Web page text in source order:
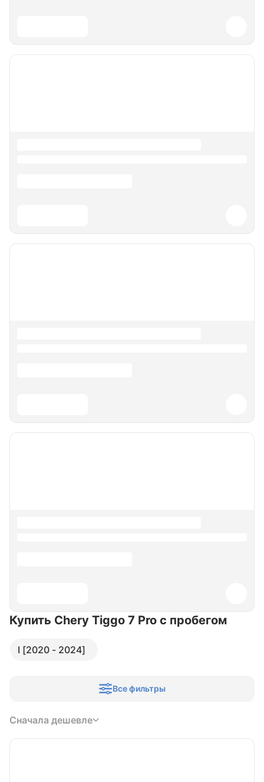
Купить Chery Tiggo 7 Pro с пробегом
I [2020 - 2024]
Все фильтры
Сначала дешевле